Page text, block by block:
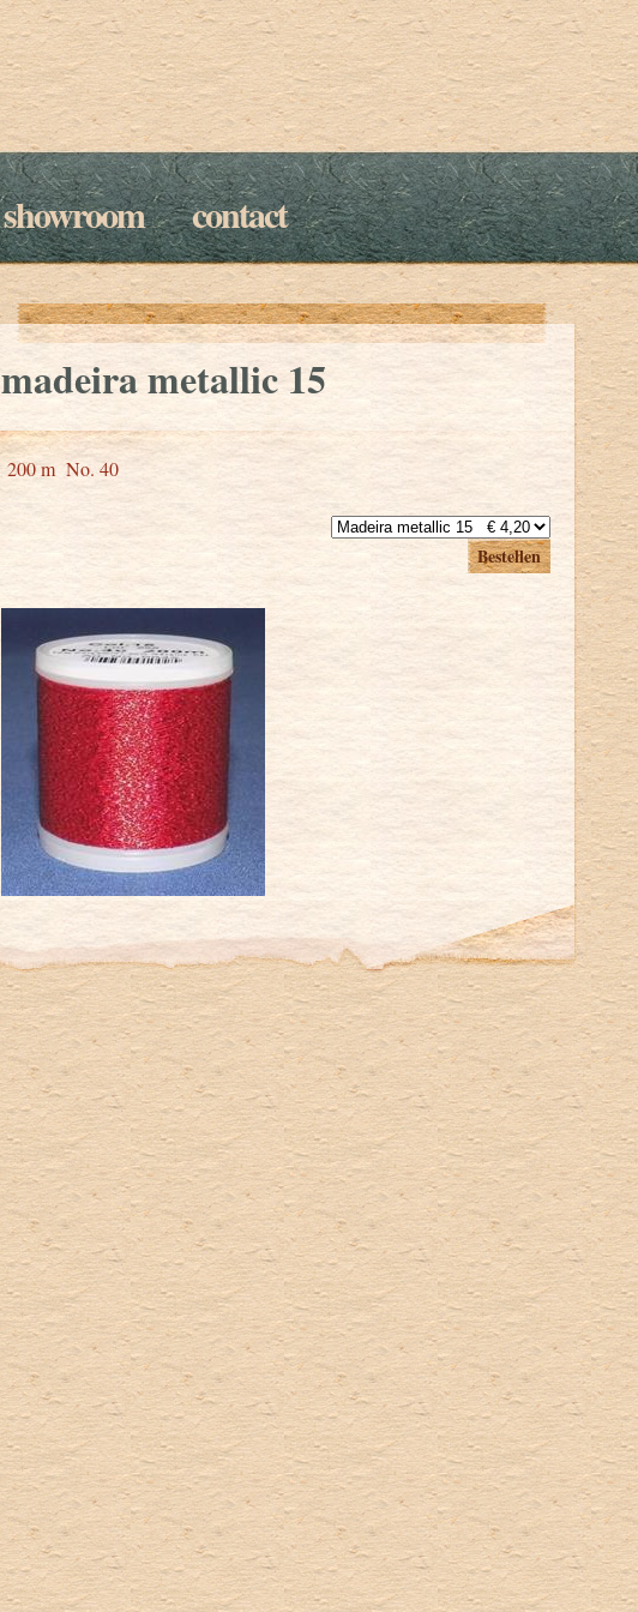
showroom contact
madeira metallic 15
200 m No. 40